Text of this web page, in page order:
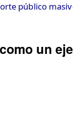
público
un